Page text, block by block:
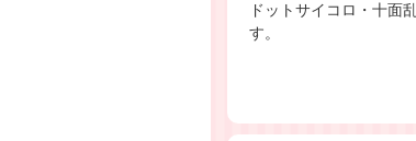
ドットサイコロ・十面
す。